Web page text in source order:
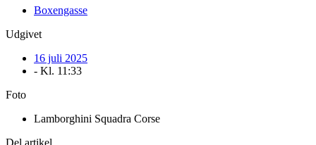
Boxengasse
Udgivet
16 juli 2025
- Kl. 11:33
Foto
Lamborghini Squadra Corse